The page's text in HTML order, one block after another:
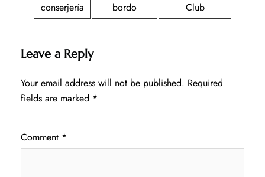
conserjería
bordo
Club
Leave a Reply
Your email address will not be published. Required
fields are marked *
Comment *